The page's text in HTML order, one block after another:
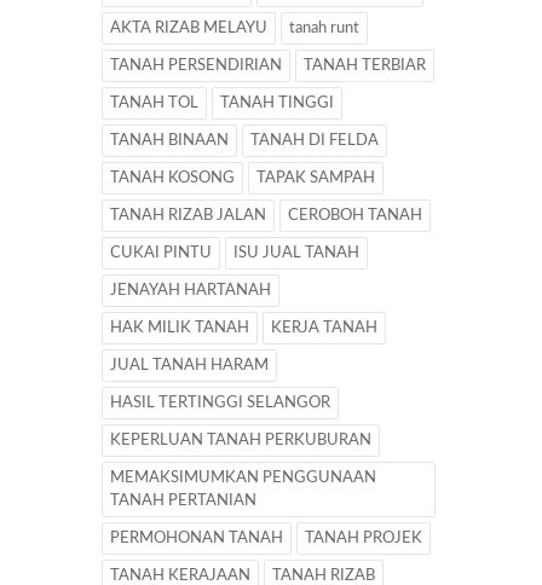
AKTA RIZAB MELAYU tanah runt
TANAH PERSENDIRIAN TANAH TERBIAR
TANAH TOL TANAH TINGGI
TANAH BINAAN TANAH DI FELDA
TANAH KOSONG TAPAK SAMPAH
TANAH RIZAB JALAN CEROBOH TANAH
CUKAI PINTU ISU JUAL TANAH
JENAYAH HARTANAH
HAK MILIK TANAH KERJA TANAH
JUAL TANAH HARAM
HASIL TERTINGGI SELANGOR
KEPERLUAN TANAH PERKUBURAN
MEMAKSIMUMKAN PENGGUNAAN
TANAH PERTANIAN
PERMOHONAN TANAH TANAH PROJEK
TANAH KERAJAAN TANAH RIZAB